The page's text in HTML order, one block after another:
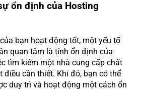
ổn định của Hosting
bạn hoạt động tốt, một yếu tố
quan tâm là tính ổn định của
tìm kiếm một nhà cung cấp chất
điều cần thiết. Khi đó, bạn có thể
duy trì và hoạt động một cách ổn